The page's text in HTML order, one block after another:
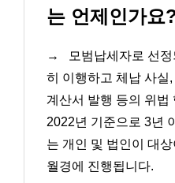
는 언제인가요
→
모범납세자로 선
히 이행하고 체납 사실
계산서 발행 등의 위법
2022년 기준으로 3년
는 개인 및 법인이 대
월경에 진행됩니다.